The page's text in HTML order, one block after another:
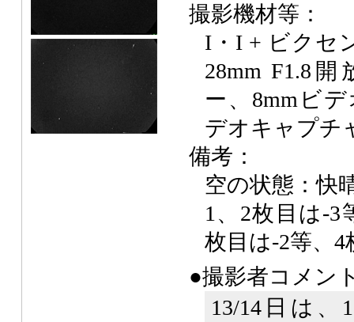
撮影機材等：
I・I + ビクセ
28mm F1.8
ー、8mmビ
デオキャプチ
備考：
空の状態：快
1、2枚目は-3
枚目は-2等、4
●撮影者コメン
13/14日は、